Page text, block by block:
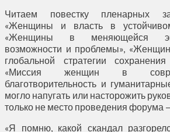
Читаем повестку пленарных
«Женщины и власть в
«Женщины в меняющейся
возможности и проблемы»,
глобальной стратегии
«Миссия женщин в
благотворительность и
могло напугать или насторожить
только не место проведения форума
«Я помню, какой скандал